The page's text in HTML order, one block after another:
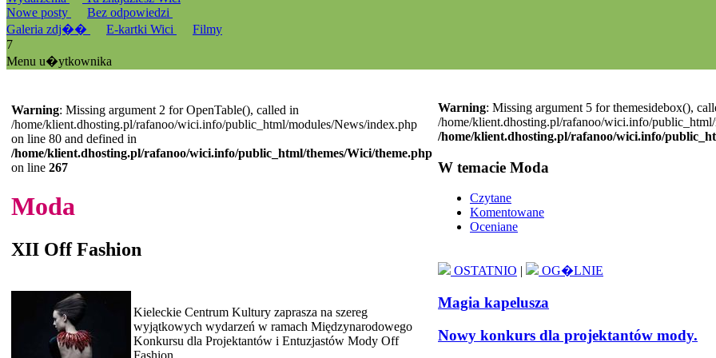
Nowe posty
Bez odpowiedzi
Galeria zdj��
E-kartki Wici
Filmy
7
Menu u�ytkownika
Warning: Missing argument 2 for OpenTable(), called in
/home/klient.dhosting.pl/rafanoo/wici.info/public_html/modules/News/index.php
on line 80 and defined in
/home/klient.dhosting.pl/rafanoo/wici.info/public_html/themes/Wici/theme.php
on line 267
Moda
XII Off Fashion
Kieleckie Centrum Kultury zaprasza na szereg
wyjątkowych wydarzeń w ramach Międzynarodowego
Konkursu dla Projektantów i Entuzjastów Mody Off
Fashion....
Warning: Missing argument 5 for themesidebox(),
/home/klient.dhosting.pl/rafanoo/wici.info/
/home/klient.dhosting.pl/rafanoo/wici.info/
W temacie Moda
Czytane
Komentowane
Oceniane
OSTATNIO | OG�LNIE
Magia kapelusza
Nowy konkurs dla projektantów mody.